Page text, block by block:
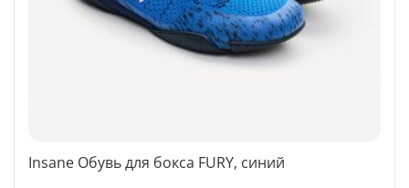
Insane Обувь для бокса FURY, синий